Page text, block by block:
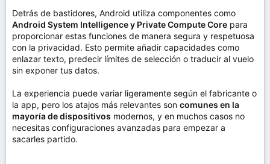
Detrás de bastidores, Android utiliza componentes como
Android System Intelligence y Private Compute Core para
proporcionar estas funciones de manera segura y respetuosa
con la privacidad. Esto permite añadir capacidades como
enlazar texto, predecir límites de selección o traducir al vuelo
sin exponer tus datos.
La experiencia puede variar ligeramente según el fabricante o
la app, pero los atajos más relevantes son comunes en la
mayoría de dispositivos modernos, y en muchos casos no
necesitas configuraciones avanzadas para empezar a
sacarles partido.